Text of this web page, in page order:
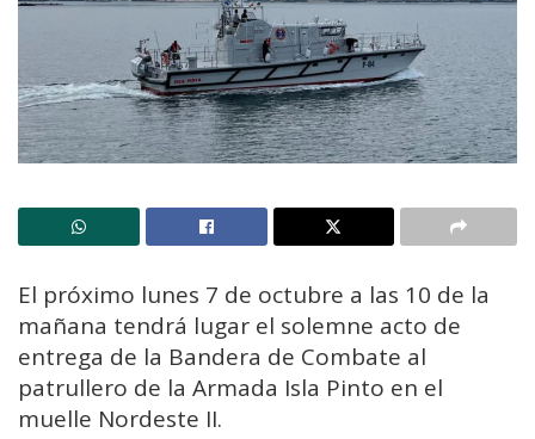
El próximo lunes 7 de octubre a las 10 de la
mañana tendrá lugar el solemne acto de
entrega de la Bandera de Combate al
patrullero de la Armada Isla Pinto en el
muelle Nordeste II.